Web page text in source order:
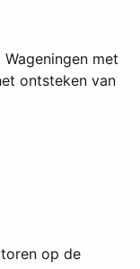
met
ontsteken van
op de